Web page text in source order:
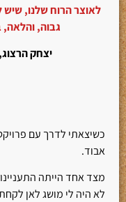
לאוצר הרוח שלנו, שיש
גבוה, והלאה,
יצחק
אבוד.
מצד אחד הייתה
לא היה לי מושג לאן